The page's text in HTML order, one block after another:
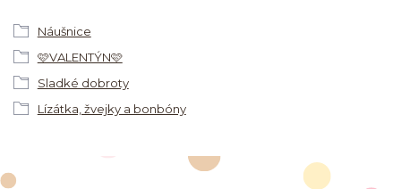
Náušnice
🩷VALENTÝN🩷
Sladké dobroty
Lízátka, žvejky a bonbóny